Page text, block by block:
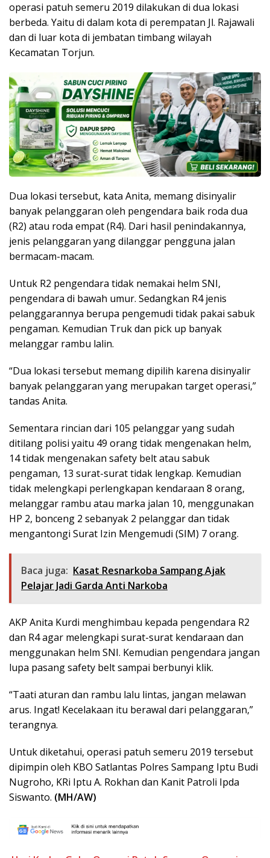
operasi patuh semeru 2019 dilakukan di dua lokasi
berbeda. Yaitu di dalam kota di perempatan Jl. Rajawali
dan di luar kota di jembatan timbang wilayah
Kecamatan Torjun.
Dua lokasi tersebut, kata Anita, memang disinyalir
banyak pelanggaran oleh pengendara baik roda dua
(R2) atau roda empat (R4). Dari hasil penindakannya,
jenis pelanggaran yang dilanggar pengguna jalan
bermacam-macam.
Untuk R2 pengendara tidak nemakai helm SNI,
pengendara di bawah umur. Sedangkan R4 jenis
pelanggarannya berupa pengemudi tidak pakai sabuk
pengaman. Kemudian Truk dan pick up banyak
melanggar rambu lalin.
“Dua lokasi tersebut memang dipilih karena disinyalir
banyak pelanggaran yang merupakan target operasi,”
tandas Anita.
Sementara rincian dari 105 pelanggar yang sudah
ditilang polisi yaitu 49 orang tidak mengenakan helm,
14 tidak mengenakan safety belt atau sabuk
pengaman, 13 surat-surat tidak lengkap. Kemudian
tidak melengkapi perlengkapan kendaraan 8 orang,
melanggar rambu atau marka jalan 10, menggunakan
HP 2, bonceng 2 sebanyak 2 pelanggar dan tidak
mengantongi Surat Izin Mengemudi (SIM) 7 orang.
Baca juga: Kasat Resnarkoba Sampang Ajak
Pelajar Jadi Garda Anti Narkoba
AKP Anita Kurdi menghimbau kepada pengendara R2
dan R4 agar melengkapi surat-surat kendaraan dan
menggunakan helm SNI. Kemudian pengendara jangan
lupa pasang safety belt sampai berbunyi klik.
“Taati aturan dan rambu lalu lintas, jangan melawan
arus. Ingat! Kecelakaan itu berawal dari pelanggaran,”
terangnya.
Untuk diketahui, operasi patuh semeru 2019 tersebut
dipimpin oleh KBO Satlantas Polres Sampang Iptu Budi
Nugroho, KRi Iptu A. Rokhan dan Kanit Patroli Ipda
Siswanto. (MH/AW)